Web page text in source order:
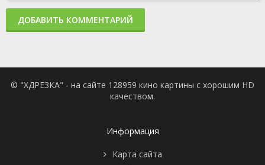
ДОБАВИТЬ КОММЕНТАРИЙ
© "ХДРЕЗКА" - на сайте 128959 кино картины с хорошим HD
качеством.
Информация
Карта сайта